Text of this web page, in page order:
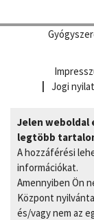
Jogi
Jelen weboldal
legtöbb
A hozzáférési
információkat.
Amennyiben Ön
Központ
és/vagy nem az